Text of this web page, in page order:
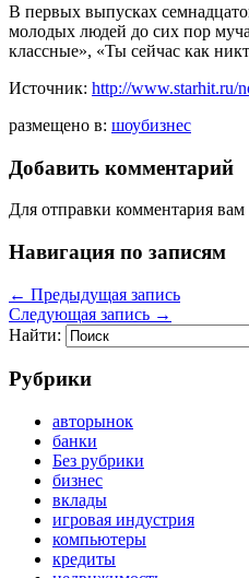
В первых выпусках
молодых людей до сих пор
классные», «Ты сейчас как
Источник: http://www.starhit.ru/
размещено в: шоубизнес
Добавить комментарий
Для отправки комментария
Навигация по записям
← Предыдущая запись
Следующая запись →
Найти:
Рубрики
авторынок
банки
Без рубрики
бизнес
вклады
игровая индустрия
компьютеры
кредиты